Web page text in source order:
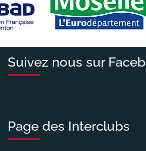
Suivez nous sur
Page des Interclubs